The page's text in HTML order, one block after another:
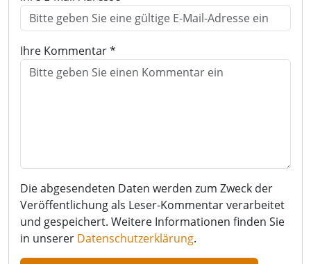
Ihre Kommentar *
Die abgesendeten Daten werden zum Zweck der
Veröffentlichung als Leser-Kommentar verarbeitet
und gespeichert. Weitere Informationen finden Sie
in unserer Datenschutzerklärung.